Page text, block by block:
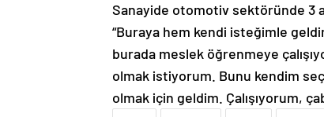
Sanayide otomotiv sektöründe 3
“Buraya hem kendi isteğimle
burada meslek öğrenmeye
olmak istiyorum. Bunu kendim
olmak için geldim. Çalışıyorum,